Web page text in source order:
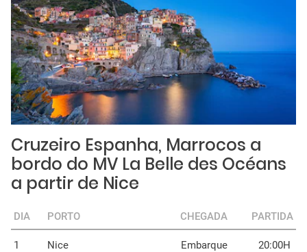
Cruzeiro Espanha, Marrocos a
bordo do MV La Belle des Océans
a partir de Nice
DIA PORTO CHEGADA PARTIDA
1 Nice Embarque 20:00H